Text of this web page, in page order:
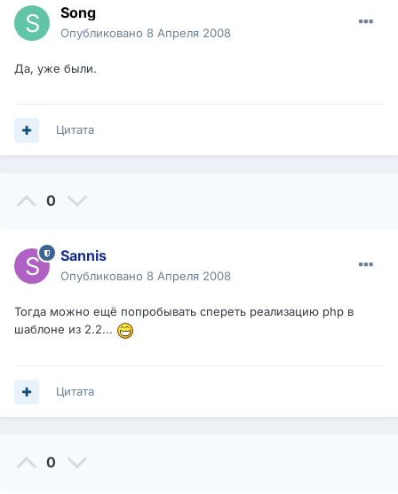
Song
Опубликовано 8 Апреля 2008
Да, уже были.
Цитата
0
Sannis
Опубликовано 8 Апреля 2008
Тогда можно ещё попробывать спереть реализацию php в
шаблоне из 2.2...
Цитата
0